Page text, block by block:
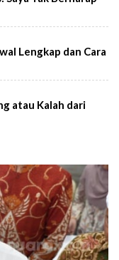
Lengkap dan Cara
atau Kalah dari